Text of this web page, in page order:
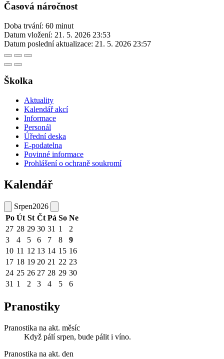
Časová náročnost
Doba trvání: 60 minut
Datum vložení: 21. 5. 2026 23:53
Datum poslední aktualizace: 21. 5. 2026 23:57
Školka
Aktuality
Kalendář akcí
Informace
Personál
Úřední deska
E-podatelna
Povinné informace
Prohlášení o ochraně soukromí
Kalendář
Srpen2026
Po Út St Čt Pá So Ne
27 28 29 30 31 1
2
3
4 5 6 7 8
9
10 11 12 13 14 15 16
17 18 19 20 21 22 23
24 25 26 27 28 29 30
31 1 2 3 4 5 6
Pranostiky
Pranostika na akt. měsíc
Když pálí srpen, bude pálit i víno.
Pranostika na akt. den